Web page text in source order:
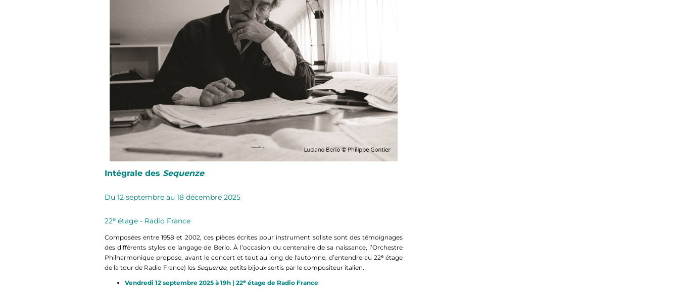
Intégrale des Sequenze
Du 12 septembre au 18 décembre 2025
22e étage - Radio France
Composées entre 1958 et 2002, ces pièces écrites pour instrument soliste sont des témoignages
des différents styles de langage de Berio. À l’occasion du centenaire de sa naissance, l’Orchestre
Philharmonique propose, avant le concert et tout au long de l'automne, d’entendre au 22e étage
de la tour de Radio France) les Sequenze, petits bijoux sertis par le compositeur italien.
Vendredi 12 septembre 2025 à 19h | 22e étage de Radio France